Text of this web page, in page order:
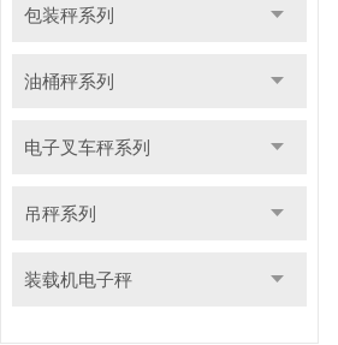
包装秤系列
油桶秤系列
电子叉车秤系列
吊秤系列
装载机电子秤